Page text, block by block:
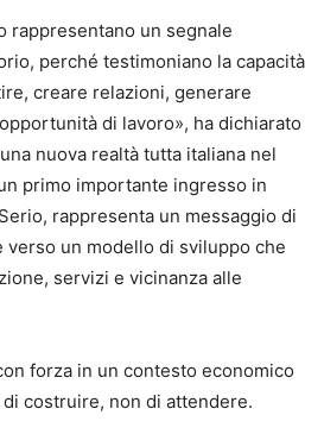
rappresentano un segnale
perché testimoniano la capacità
creare relazioni, generare
di lavoro», ha dichiarato
nuova realtà tutta italiana nel
primo importante ingresso in
rappresenta un messaggio di
un modello di sviluppo che
servizi e vicinanza alle
forza in un contesto economico
costruire, non di attendere.